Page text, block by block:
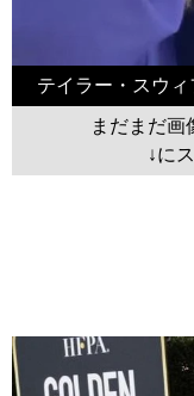
テイラー・スウィ
まだまだ画
↓に